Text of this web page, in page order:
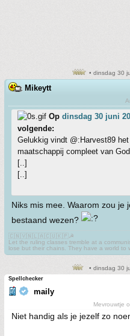
• dinsdag 30
Mikeytt
Op dinsdag 30 juni
volgende:
Gelukkig vindt @:Harvest89
maatschappij compleet van
[..]
[..]
Niks mis mee. Waarom zou je
bestaand wezen?
🇨🇳🇻🇳🇱🇦🇨🇺🇰🇵☭
Let the ruling classes tremble at a
lose but their chains. They have a world to
• dinsdag 30
Spellchecker
maily
Mevrouwtje
Niet handig als je jezelf zo